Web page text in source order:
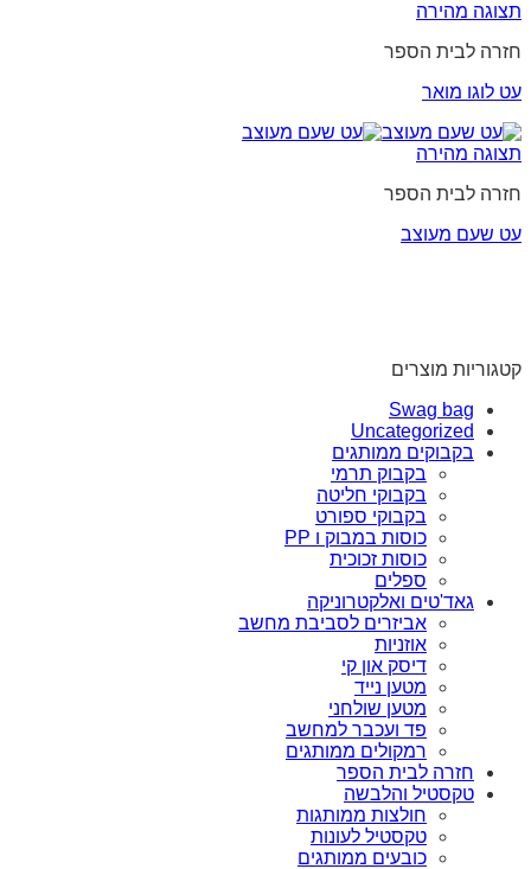
תצוגה מהירה
חזרה לבית הספר
עט לוגו מואר
תצוגה מהירה
חזרה לבית הספר
עט שעם מעוצב
קטגוריות מוצרים
Swag bag
Uncategorized
בקבוקים ממותגים
בקבוק תרמי
בקבוקי חליטה
בקבוקי ספורט
כוסות במבוק ו PP
כוסות זכוכית
ספלים
גאד'טים ואלקטרוניקה
אביזרים לסביבת מחשב
אוזניות
דיסק און קי
מטען נייד
מטען שולחני
פד ועכבר למחשב
רמקולים ממותגים
חזרה לבית הספר
טקסטיל והלבשה
חולצות ממותגות
טקסטיל לעונות
כובעים ממותגים